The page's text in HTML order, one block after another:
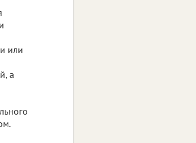
или
а